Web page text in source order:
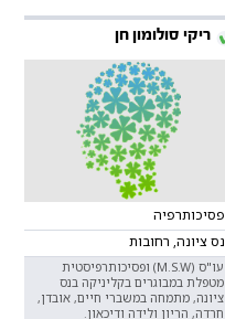
ריקי סולומון חן
פסיכותרפיה
נס ציונה, רחובות
עו"ס (M.S.W) ופסיכותרפיסטית
מטפלת במבוגרים בקליניקה בנס
ציונה, מתמחה במשברי חיים, אובדן,
חרדה, הריון ולידה ודיכאון.